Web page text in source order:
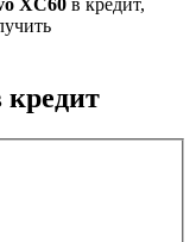
XC60 в кредит,
кредит